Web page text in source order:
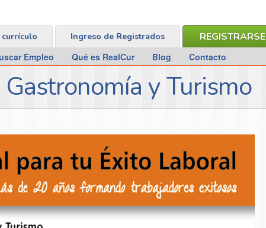
REGISTRARSE
Ingreso de Registrados
currículo
Empleo Qué es RealCur Blog Contacto
y Turismo